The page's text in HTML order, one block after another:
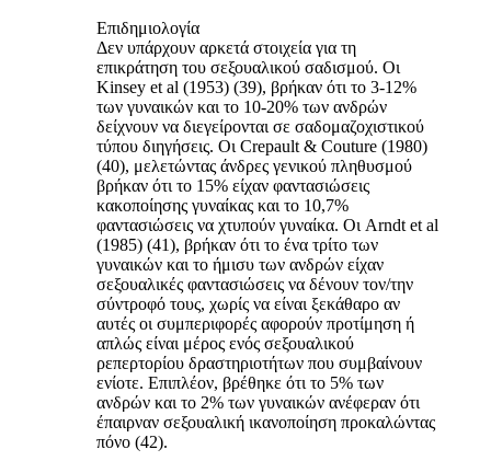
Επιδημιολογία
Δεν υπάρχουν αρκετά στοιχεία για τη
επικράτηση του σεξουαλικού σαδισμού. Οι
Kinsey et al (1953) (39), βρήκαν ότι το 3-12%
των γυναικών και το 10-20% των ανδρών
δείχνουν να διεγείρονται σε σαδομαζοχιστικού
τύπου διηγήσεις. Οι Crepault & Couture (1980)
(40), μελετώντας άνδρες γενικού πληθυσμού
βρήκαν ότι το 15% είχαν φαντασιώσεις
κακοποίησης γυναίκας και το 10,7%
φαντασιώσεις να χτυπούν γυναίκα. Οι Arndt et al
(1985) (41), βρήκαν ότι το ένα τρίτο των
γυναικών και το ήμισυ των ανδρών είχαν
σεξουαλικές φαντασιώσεις να δένουν τον/την
σύντροφό τους, χωρίς να είναι ξεκάθαρο αν
αυτές οι συμπεριφορές αφορούν προτίμηση ή
απλώς είναι μέρος ενός σεξουαλικού
ρεπερτορίου δραστηριοτήτων που συμβαίνουν
ενίοτε. Επιπλέον, βρέθηκε ότι το 5% των
ανδρών και το 2% των γυναικών ανέφεραν ότι
έπαιρναν σεξουαλική ικανοποίηση προκαλώντας
πόνο (42).